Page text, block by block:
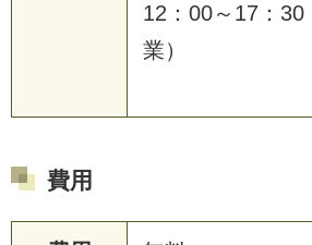
12：00～17：
業）
費用